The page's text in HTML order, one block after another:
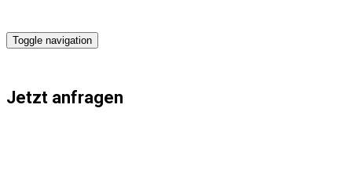
Toggle navigation
Jetzt anfragen